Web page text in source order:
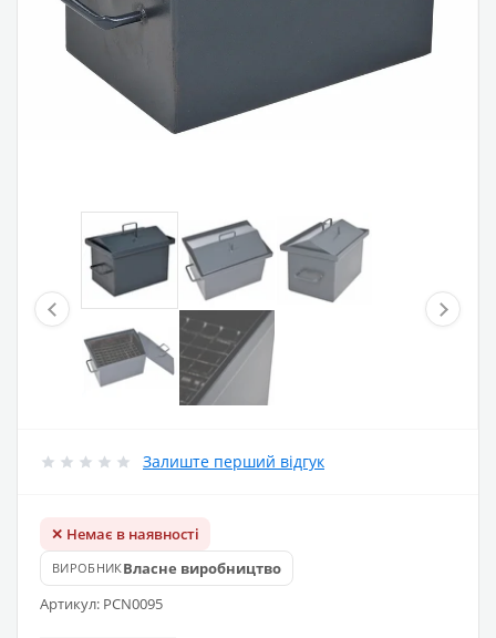
Залиште перший відгук
✕ Немає в наявності
ВИРОБНИКВласне виробництво
Артикул: PCN0095